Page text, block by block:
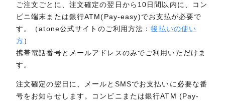
ご注文ごとに、注文確定の翌日から10日間以内に、コン
ビニ端末または銀行ATM(Pay-easy)でお支払が必要で
す。（atone公式サイトのご利用方法：後払いの使い
方）
携帯電話番号とメールアドレスのみでご利用いただけま
す。
注文確定の翌日に、メールとSMSでお支払いに必要な番
号をお知らせします。コンビニまたは銀行ATM (Pay-